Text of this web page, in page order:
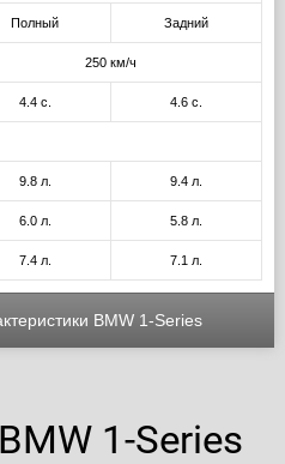
Полный Задний
250 км/ч
4.4 с. 4.6 с.
9.8 л. 9.4 л.
6.0 л. 5.8 л.
7.4 л. 7.1 л.
BMW 1-Series
1-Series